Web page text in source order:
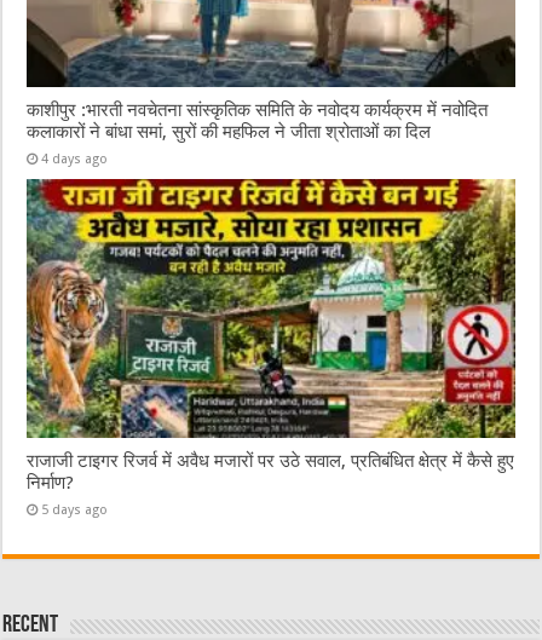
काशीपुर :भारती नवचेतना सांस्कृतिक समिति के नवोदय कार्यक्रम में नवोदित
कलाकारों ने बांधा समां, सुरों की महफिल ने जीता श्रोताओं का दिल
4 days ago
राजाजी टाइगर रिजर्व में अवैध मजारों पर उठे सवाल, प्रतिबंधित क्षेत्र में कैसे हुए
निर्माण?
5 days ago
Recent